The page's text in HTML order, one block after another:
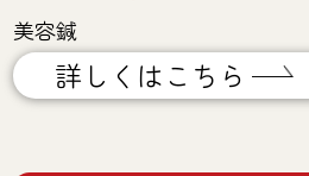
美容鍼
詳しくはこちら